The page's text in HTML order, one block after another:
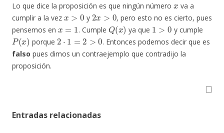
Lo que dice la proposición es que ningún número
va a
cumplir a la vez
x>0
y
2 x> 0
, pero esto no es cierto, pues
pensemos en
x=1
. Cumple
Q(x)
ya que
1> 0
y cumple
P(x)
porque
2⋅ 2>0
. Entonces podemos decir que es
falso pues dimos un contraejemplo que contradijo la
proposición.
◻
Entradas relacionadas